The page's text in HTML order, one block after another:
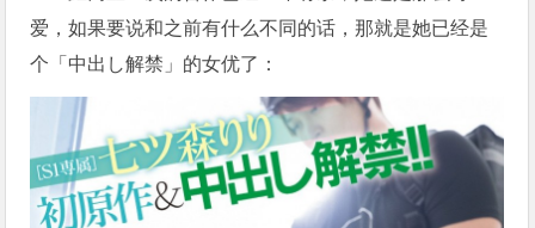
爱，如果要说和之前有什么不同的话，那就是她已经是
个「中出し解禁」的女优了：